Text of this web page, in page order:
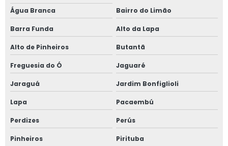
Janela anti barulho para residências
Janela anti ruído sobrepor
Janela anti ruído de sobrepor slim
Janela anti ruído sobreposta
Janela anti ruido sp
Janela anti som
Janela para casas de alto padrão
Água Branca
Bairro do Limão
Barra Funda Alto da Lapa
Alto de Pinheiros Butantã
Freguesia do Ó Jaguaré
Jaraguá Jardim Bonfiglioli
Lapa Pacaembú
Perdizes Perús
Pinheiros Pirituba